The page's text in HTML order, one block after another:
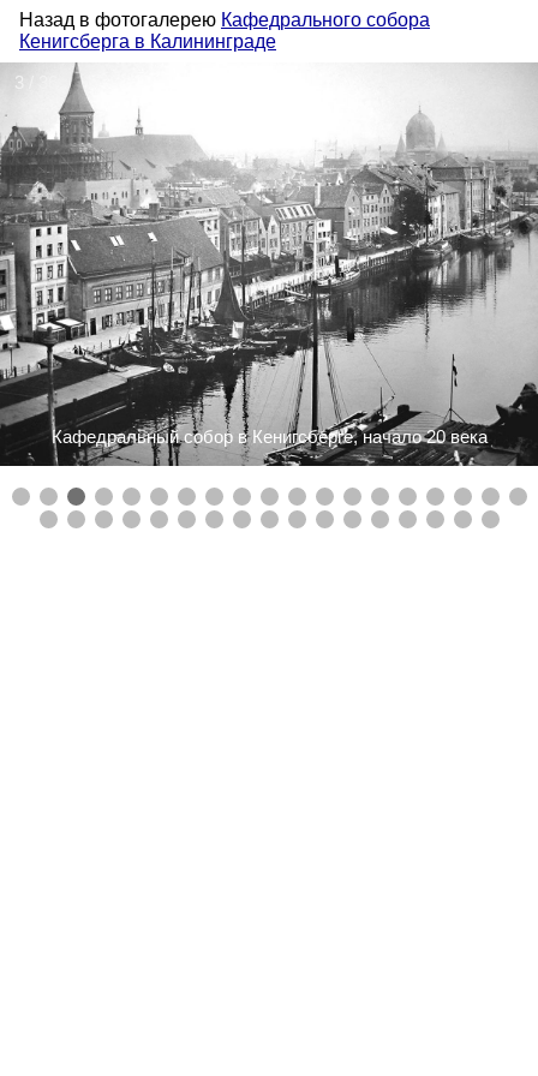
Назад в фотогалерею Кафедрального собора
Кенигсберга в Калининграде
3 / 36
Кафедральный собор в Кенигсберге, начало 20 века